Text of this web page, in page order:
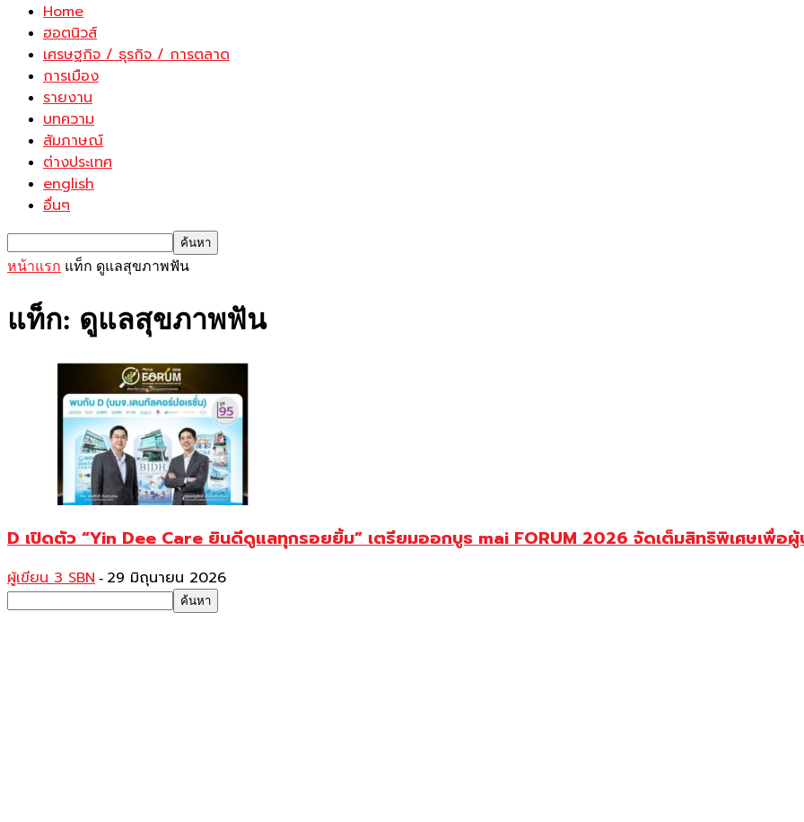
Home
ฮอตนิวส์
เศรษฐกิจ / ธุรกิจ / การตลาด
การเมือง
รายงาน
บทความ
สัมภาษณ์
ต่างประเทศ
english
อื่นๆ
หน้าแรก แท็ก ดูแลสุขภาพฟัน
แท็ก: ดูแลสุขภาพฟัน
D เปิดตัว “Yin Dee Care ยินดีดูแลทุกรอยยิ้ม” เตรียมออกบูธ mai FORUM 2026 จัดเต็มสิทธิพิเศษเพื่อ
ผู้เขียน 3 SBN - 29 มิถุนายน 2026